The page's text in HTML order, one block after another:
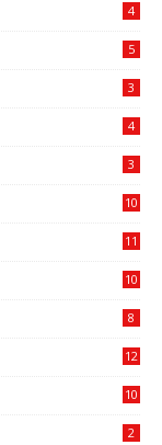
4
5
3
4
3
10
11
10
8
12
10
2